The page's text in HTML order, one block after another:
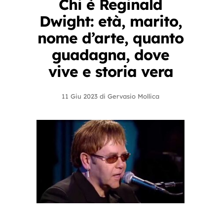
Chi è Reginald
Dwight: età, marito,
nome d’arte, quanto
guadagna, dove
vive e storia vera
11 Giu 2023 di Gervasio Mollica